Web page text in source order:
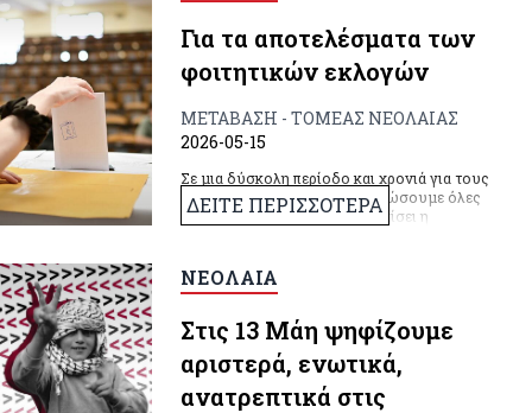
Για τα αποτελέσματα των
φοιτητικών εκλογών
ΜΕΤΑΒΑΣΗ - ΤΟΜΕΑΣ ΝΕΟΛΑΙΑΣ
2026-05-15
Σε μια δύσκολη περίοδο και χρονιά για τους
φοιτητικούς συλλόγους θα δώσουμε όλες
μας τις δυνάμεις για να συνεχίσει η
του φοιτητικού κινήματος.
ΔΕΙΤΕ ΠΕΡΙΣΣΟΤΕΡΑ
ΝΕΟΛΑΙΑ
Στις 13 Μάη ψηφίζουμε
αριστερά, ενωτικά,
ανατρεπτικά στις